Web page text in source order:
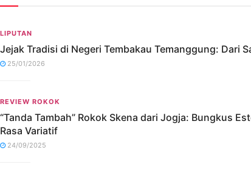
LIPUTAN
Jejak Tradisi di Negeri Tembakau Temanggung: Dari
25/01/2026
REVIEW ROKOK
“Tanda Tambah” Rokok Skena dari Jogja: Bungkus
Rasa Variatif
24/09/2025